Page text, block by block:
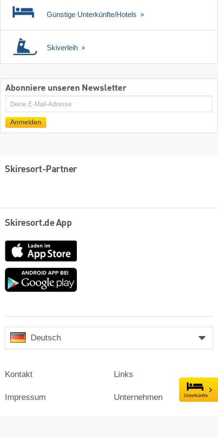
Unterkünfte
Günstige Unterkünfte/Hotels
Skiverleih
Abonniere unseren Newsletter
E-
Anmelden
Skiresort-Partner
Skiresort.de App
App
Store
Google
Deutsch
Kontakt
Impressum
Links
Unternehmen